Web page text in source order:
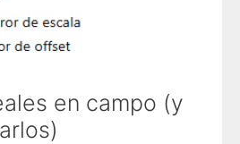
en campo (y